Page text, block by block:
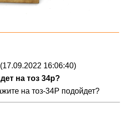
16:06:40)
на тоз 34р?
на тоз-34Р подойдет?